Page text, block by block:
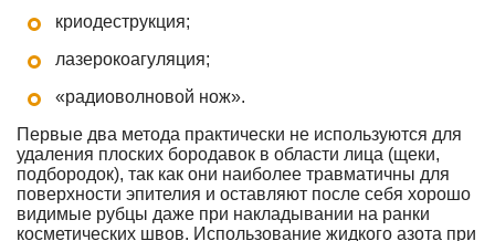
криодеструкция;
лазерокоагуляция;
«радиоволновой нож».
Первые два метода практически не используются для
удаления плоских бородавок в области лица (щеки,
подбородок), так как они наиболее травматичны для
поверхности эпителия и оставляют после себя хорошо
видимые рубцы даже при накладывании на ранки
косметических швов. Использование жидкого азота при